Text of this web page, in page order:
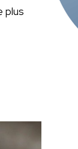
plus